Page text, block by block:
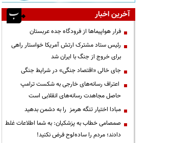
آخرین اخبار
فرار هواپیماها از فرودگاه جده عربستان
رئیس ستاد مشترک ارتش آمریکا خواستار راهی
برای خروج از جنگ با ایران شد
جای خالی «اقتصاد جنگی» در شرایط جنگی
اعتراف رسانه‌های خارجی به شکست ترامپ
حاصل مجاهدت رسانه‌های انقلابی است
مبادا اختیار تنگه هرمز را به دشمن بدهید
صمصامی خطاب به پزشکیان: به شما اطلاعات غلط
دادند؛ مردم را ساده‌لوح فرض نکنید!